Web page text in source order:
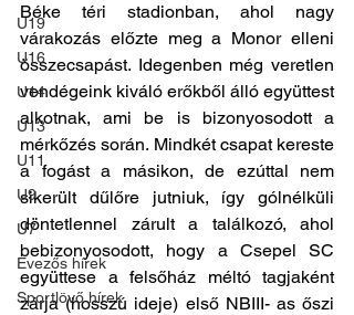
U19
U16
U14
U13
U11
U9
U7
Evezős hírek
Sportlövő hírek
Béke téri stadionban, ahol nagy
várakozás előzte meg a Monor elleni
összecsapást. Idegenben még veretlen
vendégeink kiváló erőkből álló együttest
alkotnak, ami be is bizonyosodott a
mérkőzés során. Mindkét csapat kereste
a fogást a másikon, de ezúttal nem
sikerült dűlőre jutniuk, így gólnélküli
döntetlennel zárult a találkozó, ahol
bebizonyosodott, hogy a Csepel SC
együttese a felsőház méltó tagjaként
zárja (hosszú ideje) első NBIII- as őszi